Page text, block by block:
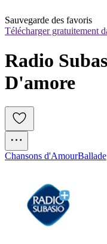
Sauvegarde des favoris
Télécharger gratuitement
Radio
D'amore
Chansons d'AmourBallade